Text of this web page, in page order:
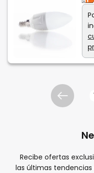
Anterior
Recibe ofertas
las últimas